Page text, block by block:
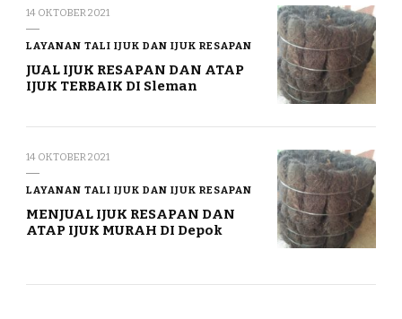
14 OKTOBER 2021
LAYANAN TALI IJUK DAN IJUK RESAPAN
JUAL IJUK RESAPAN DAN ATAP
IJUK TERBAIK DI Sleman
14 OKTOBER 2021
LAYANAN TALI IJUK DAN IJUK RESAPAN
MENJUAL IJUK RESAPAN DAN
ATAP IJUK MURAH DI Depok